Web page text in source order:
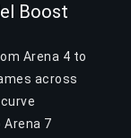
Boost
Arena 4 to
across
7